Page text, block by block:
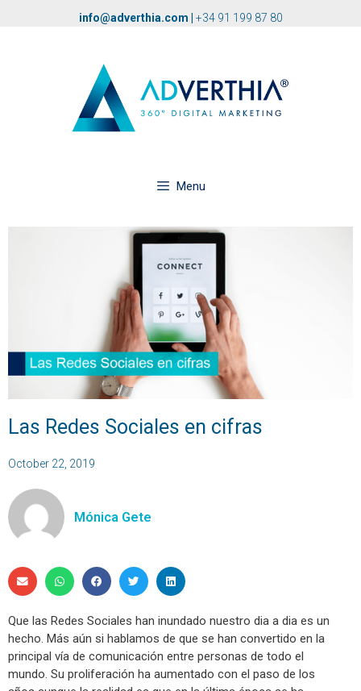
info@adverthia.com +34 91 199 87 80
Menu
Las Redes Sociales en cifras
October 22, 2019
Mónica Gete
Que las Redes Sociales han inundado nuestro dia a dia es un
hecho. Más aún si hablamos de que se han convertido en la
principal vía de comunicación entre personas de todo el
mundo. Su proliferación ha aumentado con el paso de los